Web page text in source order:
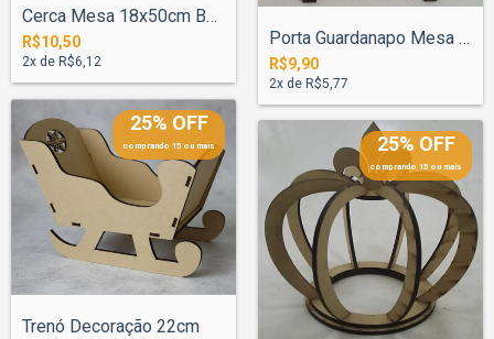
Cerca Mesa 18x50cm Base MDF 3mm
R$10,50
2x de R$6,12
Porta Guardanapo Mesa Nome Personalizado
R$9,90
2x de R$5,77
25% OFF
comprando 15 ou mais
Trenó Decoração 22cm
25% OFF
comprando 15 ou mais